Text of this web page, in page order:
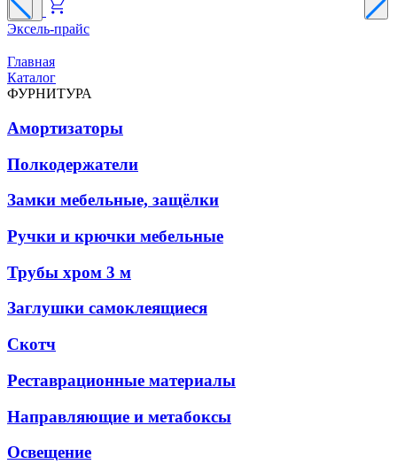
Эксель-прайс
Главная
Каталог
ФУРНИТУРА
Амортизаторы
Полкодержатели
Замки мебельные, защёлки
Ручки и крючки мебельные
Трубы хром 3 м
Заглушки самоклеящиеся
Скотч
Реставрационные материалы
Направляющие и метабоксы
Освещение